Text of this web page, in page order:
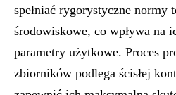
spełniać rygorystyczne normy
środowiskowe, co wpływa na
parametry użytkowe. Proces
zbiorników podlega ścisłej